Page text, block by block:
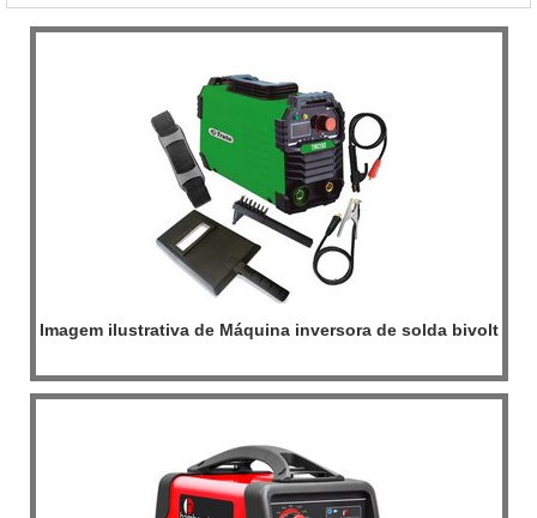
descobre o site da Inovatti Queimadores Industriais...
Imagem ilustrativa de Máquina inversora de solda bivolt